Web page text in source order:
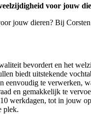
voor jouw
jouw dieren? Bij
bevordert en het
biedt uitstekende
te verwerken,
en gemakkelijk te
werkdagen, tot in jouw
plek.